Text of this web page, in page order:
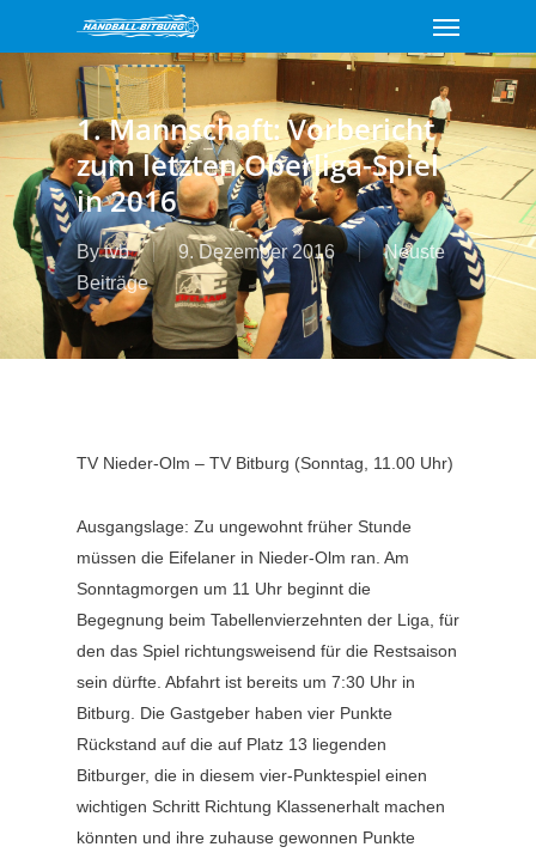
main
content
Menu
1. Mannschaft: Vorbericht
zum letzten Oberliga-Spiel
in 2016
By tvb 9. Dezember 2016
Neuste
Beiträge
TV Nieder-Olm – TV Bitburg (Sonntag, 11.00 Uhr)
Ausgangslage: Zu ungewohnt früher Stunde
müssen die Eifelaner in Nieder-Olm ran. Am
Sonntagmorgen um 11 Uhr beginnt die
Begegnung beim Tabellenvierzehnten der Liga, für
den das Spiel richtungsweisend für die Restsaison
sein dürfte. Abfahrt ist bereits um 7:30 Uhr in
Bitburg. Die Gastgeber haben vier Punkte
Rückstand auf die auf Platz 13 liegenden
Bitburger, die in diesem vier-Punktespiel einen
wichtigen Schritt Richtung Klassenerhalt machen
könnten und ihre zuhause gewonnen Punkte